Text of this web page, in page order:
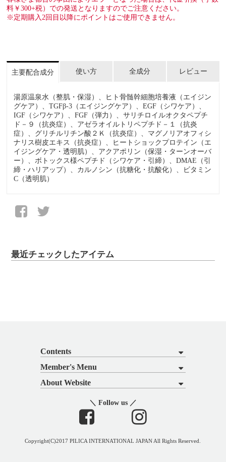
料￥300+税）での発送となりますのでご注意ください。
※定期購入2回目以降にポイントはご使用できません。
主要配合成分 使い方 全成分 レビュー
湯原温泉水（整肌・保湿）、ヒト骨髄幹細胞培養液（エイジン
グケア）、TGFβ-3（エイジングケア）、EGF（シワケア）、
IGF（シワケア）、FGF（弾力）、サリチロイルオクタペプチ
ド－９（抗炎症）、アゼラオイルトリペプチド－１（抗炎
症）、グリチルリチン酸２Ｋ（抗炎症）、マグノリアオフィシ
ナリス樹皮エキス（抗炎症）、ヒートショックプロテイン（エ
イジングケア・透明肌）、アクアポリン（保湿・ターンオーバ
ー）、ボトックス様ペプチド（シワケア・引締）、DMAE（引
締・ハリアップ）、カルノシン（抗糖化・抗酸化）、ビタミン
C（透明肌）
最近チェックしたアイテム
Contents
Member's Menu
About Website
＼ Follow us ／
Copyright(C)2017 PILICA INTERNATIONAL JAPAN All Rights Reserved.